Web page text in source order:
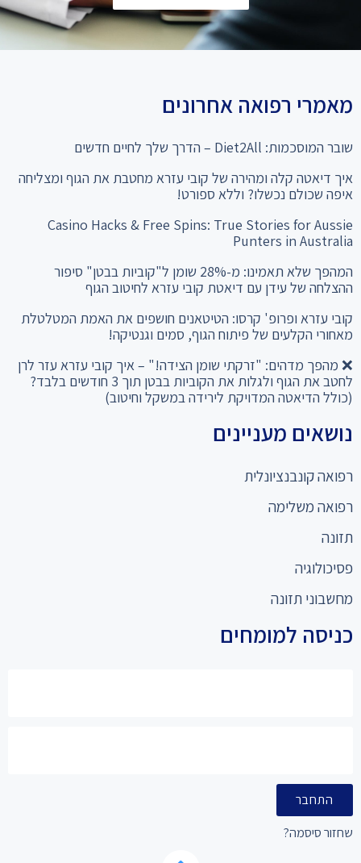
מאמרי רפואה אחרונים
שובר המוסכמות: Diet2All – הדרך שלך לחיים חדשים
איך דיאטה קלה ומהירה של קובי עזרא מחטבת את הגוף ומצליחה
איפה שכולם נכשלו? וללא ספורט!
Casino Hacks & Free Spins: True Stories for Aussie
Punters in Australia
המהפך שלא תאמינו: מ-28% שומן ל"קוביות בבטן" סיפור
ההצלחה של עידן עם דיאטת קובי עזרא לחיטוב הגוף
קובי עזרא ופרופ' קרסו: הטיטאנים חושפים את האמת המטלטלת
מאחורי הקלעים של פיתוח הגוף, סמים וגנטיקה!
❌ מהפך מדהים: "זרקתי שומן הצידה!" – איך קובי עזרא עזר לרן
לחטב את הגוף ולגלות את הקוביות בבטן תוך 3 חודשים בלבד?
(כולל הדיאטה המדויקת לירידה במשקל וחיטוב)
נושאים מעניינים
רפואה קונבנציונלית
רפואה משלימה
תזונה
פסיכולוגיה
מחשבוני תזונה
כניסה למומחים
התחבר
שחזור סיסמה?